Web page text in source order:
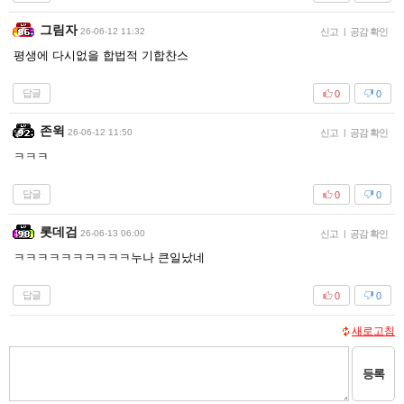
그림자 26-06-12 11:32 신고 | 공감 확인
평생에 다시없을 합법적 기합찬스
답글 0
0
존윅 26-06-12 11:50 신고 | 공감 확인
ㅋㅋㅋ
답글 0
0
롯데검 26-06-13 06:00 신고 | 공감 확인
ㅋㅋㅋㅋㅋㅋㅋㅋㅋㅋ누나 큰일났네
답글 0
0
새로고침
등록